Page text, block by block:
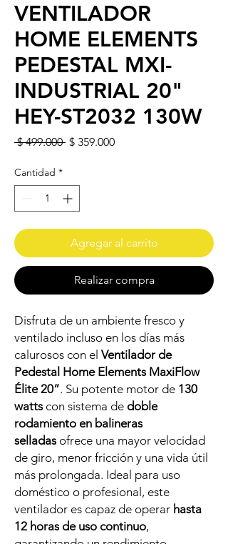
VENTILADOR
HOME ELEMENTS
PEDESTAL MXI-
INDUSTRIAL 20"
HEY-ST2032 130W
$ 499.000 Precio
$ 359.000Precio de oferta
Cantidad *
Agregar al carrito
Realizar compra
Disfruta de un ambiente fresco y
ventilado incluso en los días más
calurosos con el Ventilador de
Pedestal Home Elements MaxiFlow
Élite 20”. Su potente motor de 130
wattscon sistema de doble
rodamiento en balineras
selladasofrece una mayor velocidad
de giro, menor fricción y una vida útil
más prolongada. Ideal para uso
doméstico o profesional, este
ventilador es capaz de operar hasta
12 horas de uso continuo,